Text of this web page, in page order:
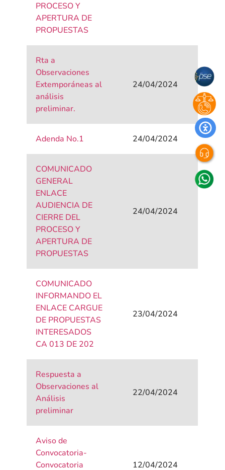
PROCESO Y
APERTURA DE
PROPUESTAS
Rta a
Observaciones
Extemporáneas al
análisis
preliminar.
24/04/2024
Adenda No.1 24/04/2024
COMUNICADO
GENERAL
ENLACE
AUDIENCIA DE
CIERRE DEL
PROCESO Y
APERTURA DE
PROPUESTAS
24/04/2024
COMUNICADO
INFORMANDO EL
ENLACE CARGUE
DE PROPUESTAS
INTERESADOS
CA 013 DE 202
23/04/2024
Respuesta a
Observaciones al
Análisis
preliminar
22/04/2024
Aviso de
Convocatoria-
Convocatoria
12/04/2024